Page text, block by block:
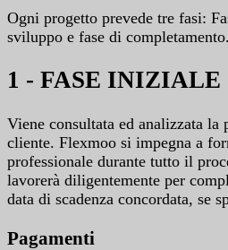
Ogni progetto prevede tre fasi:
sviluppo e fase di completamento.
1 - FASE INIZIALE
Viene consultata ed analizzata la
cliente. Flexmoo si impegna a
professionale durante tutto il
lavorerà diligentemente per
data di scadenza concordata, se
Pagamenti